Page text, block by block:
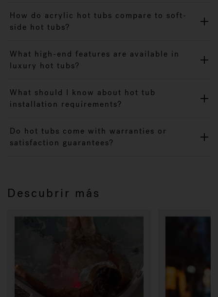
How do acrylic hot tubs compare to soft-
side hot tubs?
What high-end features are available in
luxury hot tubs?
What should I know about hot tub
installation requirements?
Do hot tubs come with warranties or
satisfaction guarantees?
Descubrir más